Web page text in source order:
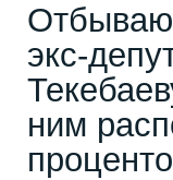
экс-
ним